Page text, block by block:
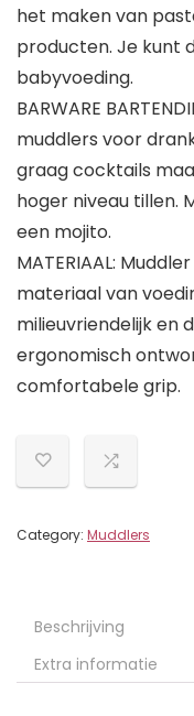
het maken van
producten. Je kunt
babyvoeding.
BARWARE
muddlers voor
graag cocktails
hoger niveau tillen.
een mojito.
MATERIAAL:
materiaal van
milieuvriendelijk en
ergonomisch
comfortabele grip.
Category: Muddlers
Beschrijving
Extra informatie